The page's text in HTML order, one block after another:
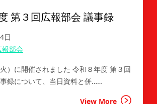
第３回広報部会 議事録
日
報部会
）に開催されました 令和８年度 第３回
録について、当日資料と併……
View More